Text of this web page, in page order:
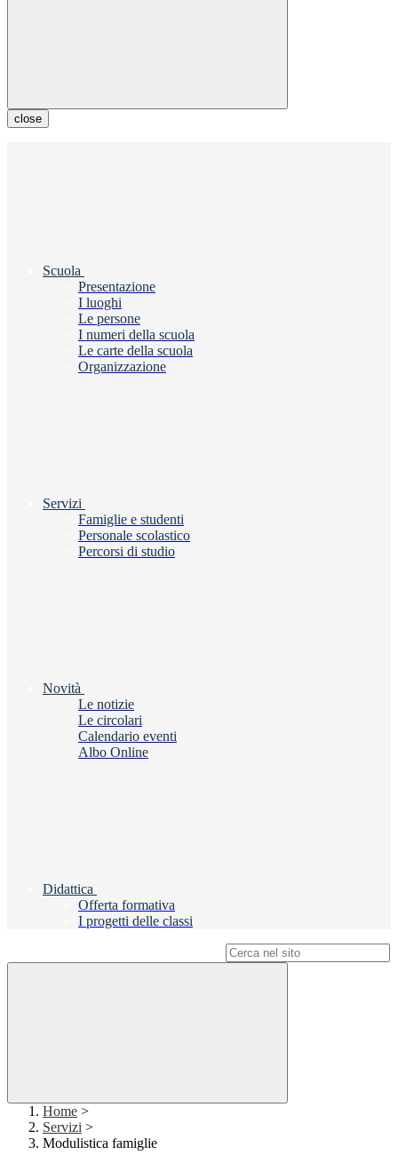
close
Scuola
Presentazione
I luoghi
Le persone
I numeri della scuola
Le carte della scuola
Organizzazione
Servizi
Famiglie e studenti
Personale scolastico
Percorsi di studio
Novità
Le notizie
Le circolari
Calendario eventi
Albo Online
Didattica
Offerta formativa
I progetti delle classi
Home >
Servizi >
Modulistica famiglie